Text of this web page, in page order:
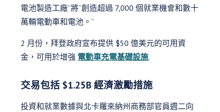
電池製造工廠”將“創造超過 7,000 個就業機會和數十
萬輛電動車和電池。”
2 月份，拜登政府宣布提供 $50 億美元的可用資
金，可用於增強 電動車充電基礎設施.
交易包括 $1.25B 經濟激勵措施
投資和就業數據與北卡羅來納州商務部官員週二向